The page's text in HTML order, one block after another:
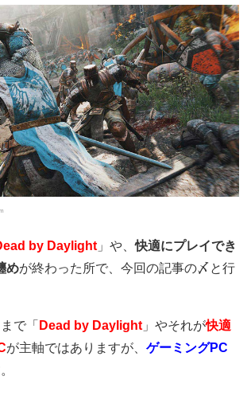
by Daylight 」や、快適にプレイでき
めが終わった所で、今回の記事の〆と行
で「 Dead by Daylight 」やそれが快適
が主軸ではありますが、 ゲーミングPC